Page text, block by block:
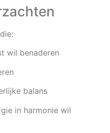
wil benaderen
balans
in harmonie wil